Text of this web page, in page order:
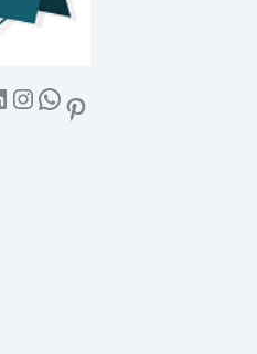
Instagram WhatsApp Pinterest